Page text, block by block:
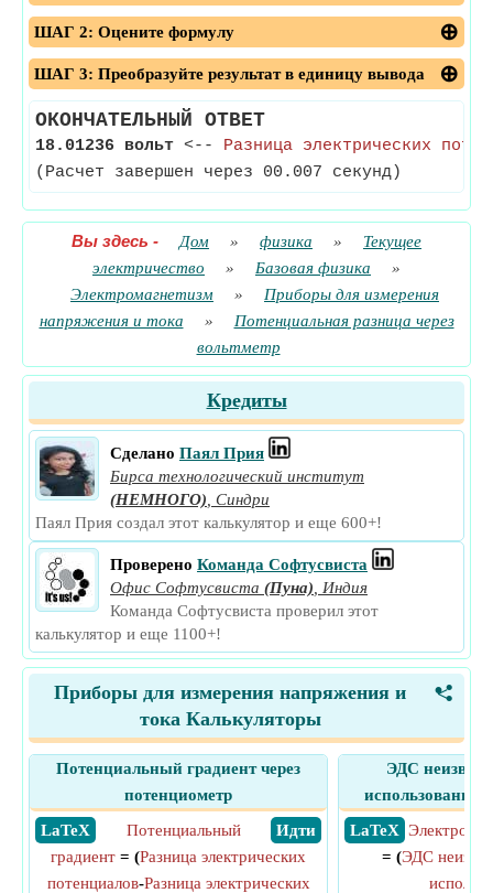
ШАГ 2: Оцените формулу
ШАГ 3: Преобразуйте результат в единицу вывода
ОКОНЧАТЕЛЬНЫЙ ОТВЕТ
18.01236 вольт <-- Разница электрических
(Расчет завершен через 00.007 секунд)
Вы здесь - Дом » физика »
Текущее
электричество
» Базовая физика
»
Электромагнетизм
»
Приборы для измерения
напряжения и тока
»
Потенциальная разница через
вольтметр
Кредиты
Сделано Паял Прия
Бирса технологический институт
(НЕМНОГО) Синдри
Паял Прия создал этот калькулятор и еще 600+!
Проверено Команда Софтусвиста
Офис Софтусвиста (Пуна)
Индия
Команда Софтусвиста проверил этот
калькулятор и еще 1100+!
<
Приборы для измерения напряжения и
тока Калькуляторы
Потенциальный градиент через
потенциометр
​ LaTeX
​ Идти
Потенциальный
градиент = (Разница электрических
потенциалов-Разница электрических
ЭДС
​ LaTeX
= (ЭДС